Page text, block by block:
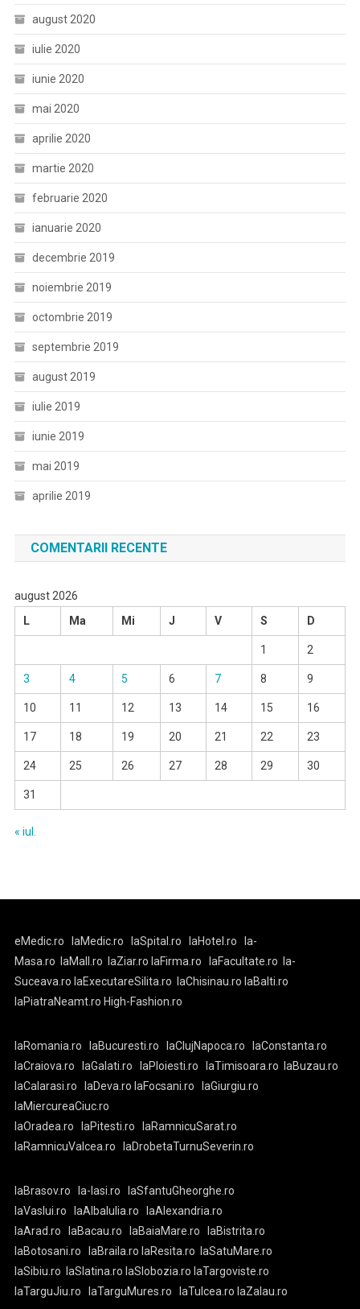
august 2020
iulie 2020
iunie 2020
mai 2020
aprilie 2020
martie 2020
februarie 2020
ianuarie 2020
decembrie 2019
noiembrie 2019
octombrie 2019
septembrie 2019
august 2019
iulie 2019
iunie 2019
mai 2019
aprilie 2019
COMENTARII RECENTE
august 2026
L
Ma Mi J V S D
1 2
3 4 5 6 7 8 9
10 11 12 13 14 15 16
17 18 19 20 21 22 23
24 25 26 27 28 29 30
31
« iul.
eMedic.ro laMedic.ro laSpital.ro laHotel.ro
la-
Masa.ro
laMall.ro laZiar.ro laFirma.ro laFacultate.ro
la-
Suceava.ro laExecutareSilita.ro laChisinau.ro laBalti.ro
laPiatraNeamt.ro High-Fashion.ro
laRomania.ro laBucuresti.ro laClujNapoca.ro
laConstanta.ro
laCraiova.ro
laGalati.ro laPloiesti.ro laTimisoara.ro
laBuzau.ro
laCalarasi.ro
laDeva.ro laFocsani.ro
laGiurgiu.ro
laMiercureaCiuc.ro
laOradea.ro
laPitesti.ro
laRamnicuSarat.ro
laRamnicuValcea.ro
laDrobetaTurnuSeverin.ro
laBrasov.ro la-Iasi.ro
laSfantuGheorghe.ro
laVaslui.ro
laAlbaIulia.ro
laAlexandria.ro
laArad.ro
laBacau.ro laBaiaMare.ro
laBistrita.ro
laBotosani.ro
laBraila.ro laResita.ro
laSatuMare.ro
laSibiu.ro
laSlatina.ro laSlobozia.ro laTargoviste.ro
laTarguJiu.ro
laTarguMures.ro laTulcea.ro laZalau.ro